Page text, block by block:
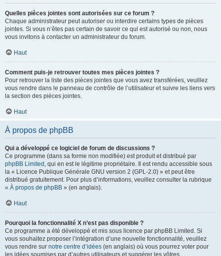
Quelles pièces jointes sont autorisées sur ce forum ?
Chaque administrateur peut autoriser ou interdire certains types de pièces
jointes. Si vous n’êtes pas certain de savoir ce qui est autorisé ou non, nous
vous invitons à contacter un administrateur du forum.
Haut
Comment puis-je retrouver toutes mes pièces jointes ?
Pour retrouver la liste des pièces jointes que vous avez transférées, veuillez
vous rendre dans le panneau de contrôle de l’utilisateur et suivre les liens vers
la section des pièces jointes.
Haut
À propos de phpBB
Qui a développé ce logiciel de forum de discussions ?
Ce programme (dans sa forme non modifiée) est produit et distribué par
phpBB Limited , qui en est le légitime propriétaire. Il est rendu accessible sous
la « Licence Publique Générale GNU version 2 (GPL-2.0) » et peut être
distribué gratuitement. Pour plus d’informations, veuillez consulter la rubrique
« À propos de phpBB » (en anglais).
Haut
Pourquoi la fonctionnalité X n’est pas disponible ?
Ce programme a été développé et mis sous licence par phpBB Limited. Si
vous souhaitez proposer l’intégration d’une nouvelle fonctionnalité, veuillez
vous rendre sur notre centre d’idées (en anglais) où vous pourrez voter pour
les idées soumises par d’autres utilisateurs et suggérer les vôtres.